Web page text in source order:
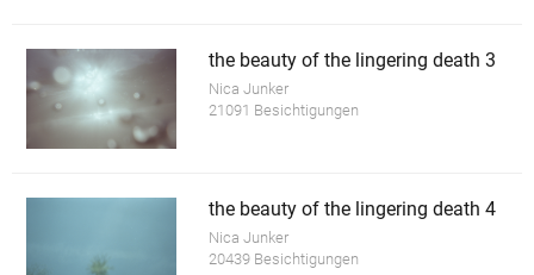
the beauty of the lingering death 3
Nica Junker
21091 Besichtigungen
the beauty of the lingering death 4
Nica Junker
20439 Besichtigungen